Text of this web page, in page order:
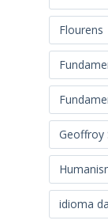
Flourens
Geoffroy
idioma